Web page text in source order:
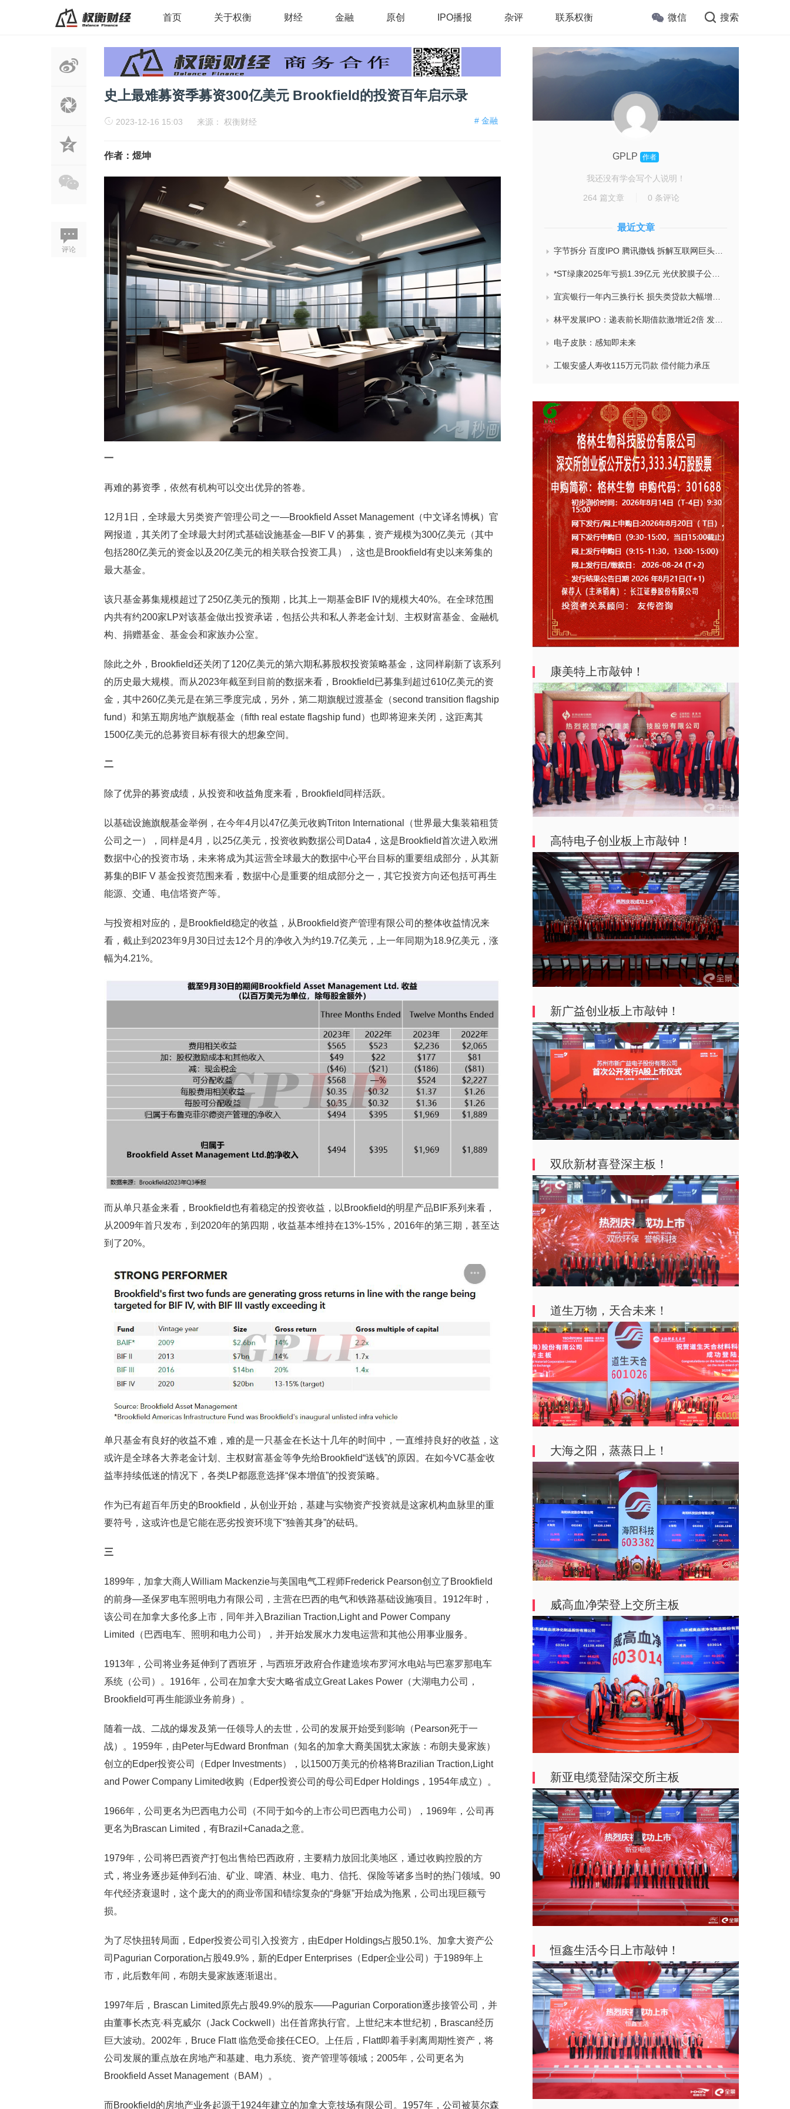
首页 关于权衡 财经 金融 原创 IPO播报 杂评 联系权衡 微信 搜索
评论
史上最难募资季募资300亿美元 Brookfield的投资百年启示录
# 金融
2023-12-16 15:03 来源： 权衡财经
作者：煜坤
一
再难的募资季，依然有机构可以交出优异的答卷。
12月1日，全球最大另类资产管理公司之一—Brookfield Asset Management（中文译名博枫）官
网报道，其关闭了全球最大封闭式基础设施基金—BIF V 的募集，资产规模为300亿美元（其中
包括280亿美元的资金以及20亿美元的相关联合投资工具），这也是Brookfield有史以来筹集的
最大基金。
该只基金募集规模超过了250亿美元的预期，比其上一期基金BIF IV的规模大40%。在全球范围
内共有约200家LP对该基金做出投资承诺，包括公共和私人养老金计划、主权财富基金、金融机
构、捐赠基金、基金会和家族办公室。
除此之外，Brookfield还关闭了120亿美元的第六期私募股权投资策略基金，这同样刷新了该系列
的历史最大规模。而从2023年截至到目前的数据来看，Brookfield已募集到超过610亿美元的资
金，其中260亿美元是在第三季度完成，另外，第二期旗舰过渡基金（second transition flagship
fund）和第五期房地产旗舰基金（fifth real estate flagship fund）也即将迎来关闭，这距离其
1500亿美元的总募资目标有很大的想象空间。
二
除了优异的募资成绩，从投资和收益角度来看，Brookfield同样活跃。
以基础设施旗舰基金举例，在今年4月以47亿美元收购Triton International（世界最大集装箱租赁
公司之一），同样是4月，以25亿美元，投资收购数据公司Data4，这是Brookfield首次进入欧洲
数据中心的投资市场，未来将成为其运营全球最大的数据中心平台目标的重要组成部分，从其新
募集的BIF V 基金投资范围来看，数据中心是重要的组成部分之一，其它投资方向还包括可再生
能源、交通、电信塔资产等。
与投资相对应的，是Brookfield稳定的收益，从Brookfield资产管理有限公司的整体收益情况来
看，截止到2023年9月30日过去12个月的净收入为约19.7亿美元，上一年同期为18.9亿美元，涨
幅为4.21%。
而从单只基金来看，Brookfield也有着稳定的投资收益，以Brookfield的明星产品BIF系列来看，
从2009年首只发布，到2020年的第四期，收益基本维持在13%-15%，2016年的第三期，甚至达
到了20%。
单只基金有良好的收益不难，难的是一只基金在长达十几年的时间中，一直维持良好的收益，这
或许是全球各大养老金计划、主权财富基金等争先给Brookfield“送钱”的原因。在如今VC基金收
益率持续低迷的情况下，各类LP都愿意选择“保本增值”的投资策略。
作为已有超百年历史的Brookfield，从创业开始，基建与实物资产投资就是这家机构血脉里的重
要符号，这或许也是它能在恶劣投资环境下“独善其身”的砝码。
三
1899年，加拿大商人William Mackenzie与美国电气工程师Frederick Pearson创立了Brookfield
的前身—圣保罗电车照明电力有限公司，主营在巴西的电气和铁路基础设施项目。1912年时，
该公司在加拿大多伦多上市，同年并入Brazilian Traction,Light and Power Company
Limited（巴西电车、照明和电力公司），并开始发展水力发电运营和其他公用事业服务。
1913年，公司将业务延伸到了西班牙，与西班牙政府合作建造埃布罗河水电站与巴塞罗那电车
系统（公司）。1916年，公司在加拿大安大略省成立Great Lakes Power（大湖电力公司，
Brookfield可再生能源业务前身）。
随着一战、二战的爆发及第一任领导人的去世，公司的发展开始受到影响（Pearson死于一
战）。1959年，由Peter与Edward Bronfman（知名的加拿大裔美国犹太家族：布朗夫曼家族）
创立的Edper投资公司（Edper Investments），以1500万美元的价格将Brazilian Traction,Light
and Power Company Limited收购（Edper投资公司的母公司Edper Holdings，1954年成立）。
1966年，公司更名为巴西电力公司（不同于如今的上市公司巴西电力公司），1969年，公司再
更名为Brascan Limited，有Brazil+Canada之意。
1979年，公司将巴西资产打包出售给巴西政府，主要精力放回北美地区，通过收购控股的方
式，将业务逐步延伸到石油、矿业、啤酒、林业、电力、信托、保险等诸多当时的热门领域。90
年代经济衰退时，这个庞大的的商业帝国和错综复杂的“身躯”开始成为拖累，公司出现巨额亏
损。
为了尽快扭转局面，Edper投资公司引入投资方，由Edper Holdings占股50.1%、加拿大资产公
司Pagurian Corporation占股49.9%，新的Edper Enterprises（Edper企业公司）于1989年上
市，此后数年间，布朗夫曼家族逐渐退出。
1997年后，Brascan Limited原先占股49.9%的股东——Pagurian Corporation逐步接管公司，并
由董事长杰克·科克威尔（Jack Cockwell）出任首席执行官。上世纪末本世纪初，Brascan经历
巨大波动。2002年，Bruce Flatt 临危受命接任CEO。上任后，Flatt即着手剥离周期性资产，将
公司发展的重点放在房地产和基建、电力系统、资产管理等领域；2005年，公司更名为
Brookfield Asset Management（BAM）。
而Brookfield的房地产业务起源于1924年建立的加拿大竞技场有限公司。1957年，公司被莫尔森
GPLP 作者
我还没有学会写个人说明！
264 篇文章 0 条评论
最近文章
字节拆分 百度IPO 腾讯撒钱 拆解互联网巨头AI制药三条难通之路
*ST绿康2025年亏损1.39亿元 光伏胶膜子公司亏损占比90%以上
宜宾银行一年内三换行长 损失类贷款大幅增长受关注
林平发展IPO：递表前长期借款激增近2倍 发生多起员工意外事故
电子皮肤：感知即未来
工银安盛人寿收115万元罚款 偿付能力承压
康美特上市敲钟！
高特电子创业板上市敲钟！
新广益创业板上市敲钟！
双欣新材喜登深主板！
道生万物，天合未来！
大海之阳，蒸蒸日上！
威高血净荣登上交所主板
新亚电缆登陆深交所主板
恒鑫生活今日上市敲钟！